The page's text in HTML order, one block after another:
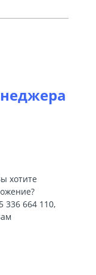
хотите
336 664 110,